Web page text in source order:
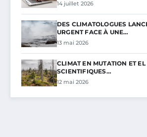
14 juillet 2026
DES CLIMATOLOGUES
URGENT FACE À UNE…
13 mai 2026
CLIMAT EN MUTATION ET
SCIENTIFIQUES…
12 mai 2026